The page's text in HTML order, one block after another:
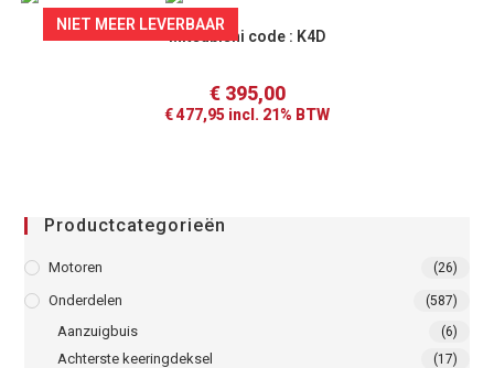
NIET MEER LEVERBAAR
Mitsubishi code : K4D
€395,00
€477,95 incl. 21% BTW
Productcategorieën
Motoren (26)
Onderdelen (587)
Aanzuigbuis (6)
Achterste keeringdeksel (17)